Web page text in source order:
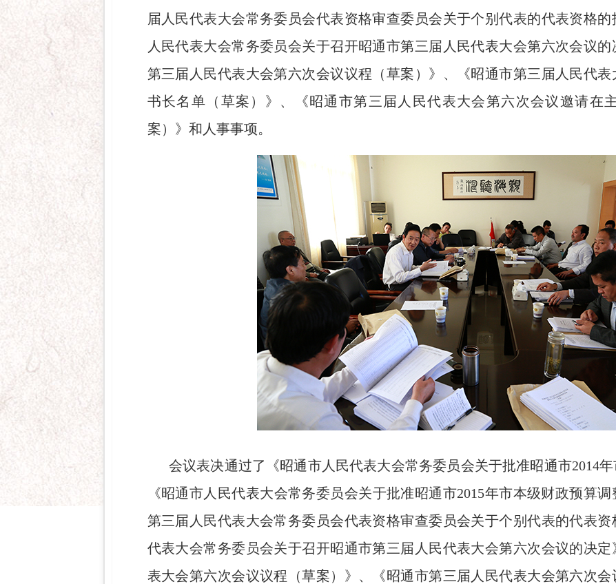
届人民代表大会常务委员会代表资格审查委员会关于个别代表的代表资格
人民代表大会常务委员会关于召开昭通市第三届人民代表大会第六次会议
第三届人民代表大会第六次会议议程（草案）》、《昭通市第三届人民代
书长名单（草案）》、《昭通市第三届人民代表大会第六次会议邀请在
案）》和人事事项。
会议表决通过了《昭通市人民代表大会常务委员会关于批准昭通市2014年
《昭通市人民代表大会常务委员会关于批准昭通市2015年市本级财政预算
第三届人民代表大会常务委员会代表资格审查委员会关于个别代表的代表
代表大会常务委员会关于召开昭通市第三届人民代表大会第六次会议的决
表大会第六次会议议程（草案）》、《昭通市第三届人民代表大会第六次